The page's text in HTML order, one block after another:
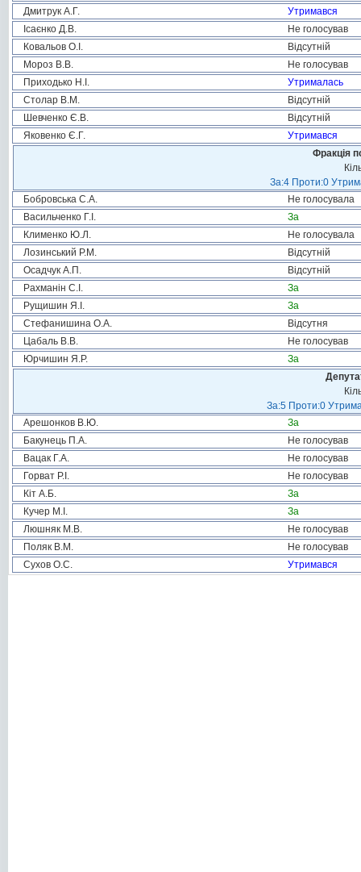
Дмитрук А.Г.
Утримався
Ісаєнко Д.В.
Не голосував
Ковальов О.І.
Відсутній
Мороз В.В.
Не голосував
Приходько Н.І.
Утрималась
Столар В.М.
Відсутній
Шевченко Є.В.
Відсутній
Яковенко Є.Г.
Утримався
Фракція
За:4 Проти:0
Бобровська С.А.
Не голосувала
Васильченко Г.І.
За
Клименко Ю.Л.
Не голосувала
Лозинський Р.М.
Відсутній
Осадчук А.П.
Відсутній
Рахманін С.І.
За
Рущишин Я.І.
За
Стефанишина О.А.
Відсутня
Цабаль В.В.
Не голосував
Юрчишин Я.Р.
За
За:5 Проти:0
Арешонков В.Ю.
За
Бакунець П.А.
Не голосував
Вацак Г.А.
Не голосував
Горват Р.І.
Не голосував
Кіт А.Б.
За
Кучер М.І.
За
Люшняк М.В.
Не голосував
Поляк В.М.
Не голосував
Сухов О.С.
Утримався